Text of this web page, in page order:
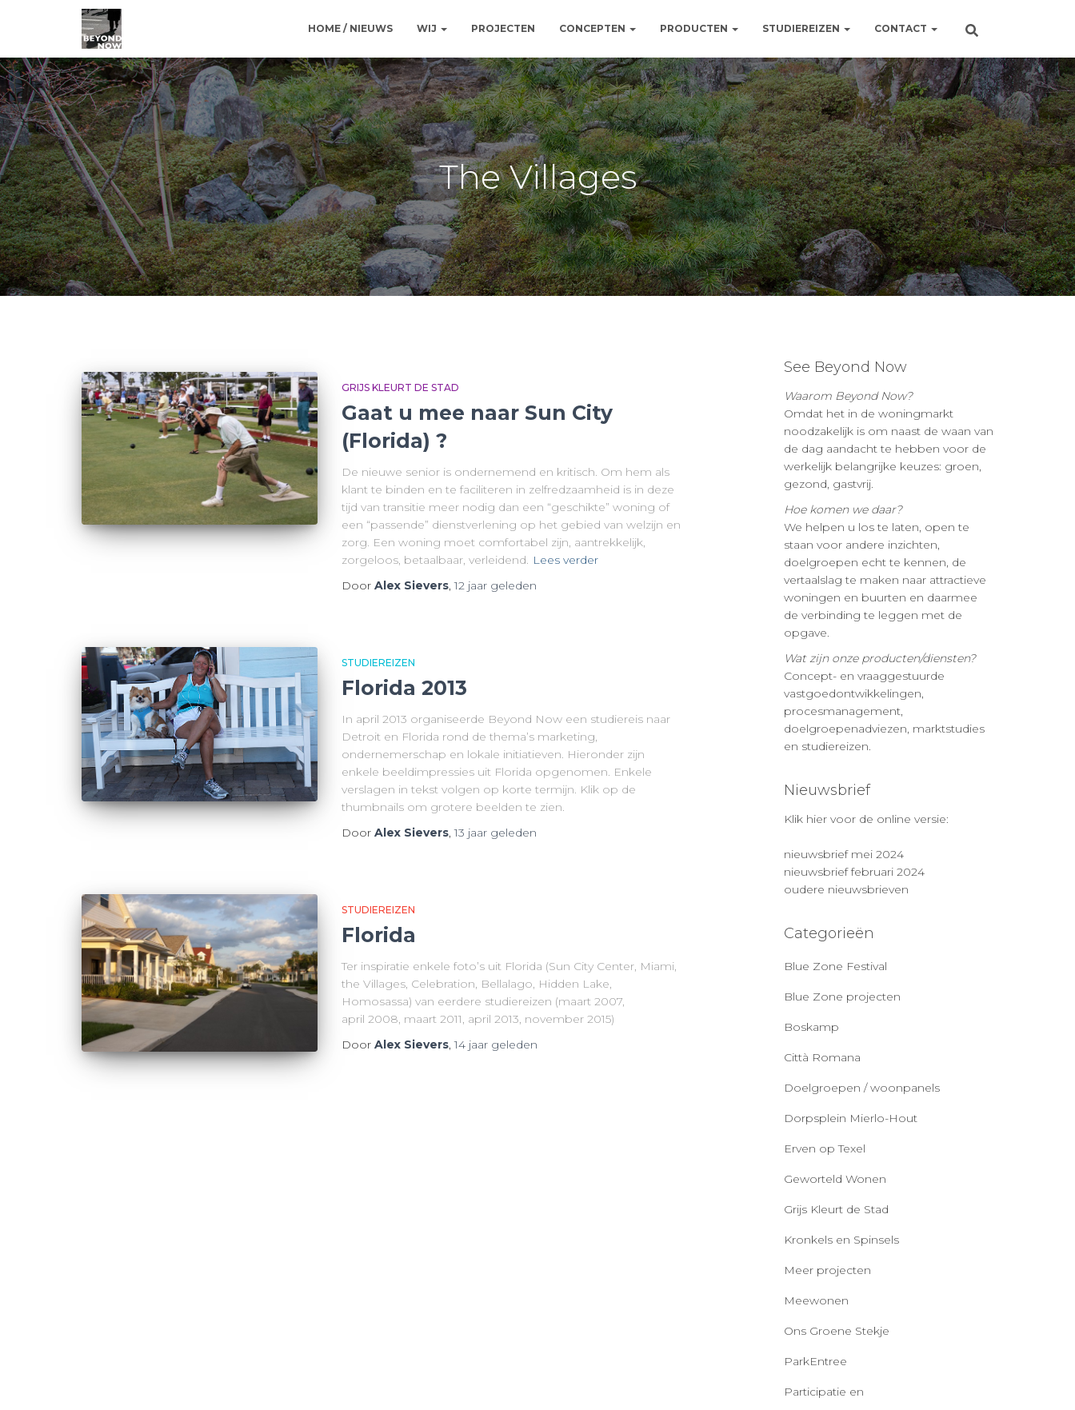
HOME / NIEUWS WIJ PROJECTEN CONCEPTEN PRODUCTEN STUDIEREIZEN CONTACT
The Villages
GRIJS KLEURT DE STAD
Gaat u mee naar Sun City
(Florida) ?
De nieuwe senior is ondernemend en kritisch. Om hem als
klant te binden en te faciliteren in zelfredzaamheid is in deze
tijd van transitie meer nodig dan een “geschikte” woning of
een “passende” dienstverlening op het gebied van welzijn en
zorg. Een woning moet comfortabel zijn, aantrekkelijk,
zorgeloos, betaalbaar, verleidend. Lees verder
Door Alex Sievers,12 jaar geleden
STUDIEREIZEN
Florida 2013
In april 2013 organiseerde Beyond Now een studiereis naar
Detroit en Florida rond de thema’s marketing,
ondernemerschap en lokale initiatieven. Hieronder zijn
enkele beeldimpressies uit Florida opgenomen. Enkele
verslagen in tekst volgen op korte termijn. Klik op de
thumbnails om grotere beelden te zien.
Door Alex Sievers,13 jaar geleden
STUDIEREIZEN
Florida
Ter inspiratie enkele foto’s uit Florida (Sun City Center, Miami,
the Villages, Celebration, Bellalago, Hidden Lake,
Homosassa) van eerdere studiereizen (maart 2007,
april 2008, maart 2011, april 2013, november 2015)
Door Alex Sievers,14 jaar geleden
See Beyond Now
Waarom Beyond Now?
Omdat het in de woningmarkt
noodzakelijk is om naast de waan van
de dag aandacht te hebben voor de
werkelijk belangrijke keuzes: groen,
gezond, gastvrij.
Hoe komen we daar?
We helpen u los te laten, open te
staan voor andere inzichten,
doelgroepen echt te kennen, de
vertaalslag te maken naar attractieve
woningen en buurten en daarmee
de verbinding te leggen met de
opgave.
Wat zijn onze producten/diensten?
Concept- en vraaggestuurde
vastgoedontwikkelingen,
procesmanagement,
doelgroepenadviezen, marktstudies
en studiereizen.
Nieuwsbrief
Klik hier voor de online versie:
nieuwsbrief mei 2024
nieuwsbrief februari 2024
oudere nieuwsbrieven
Categorieën
Blue Zone Festival
Blue Zone projecten
Boskamp
Città Romana
Doelgroepen / woonpanels
Dorpsplein Mierlo-Hout
Erven op Texel
Geworteld Wonen
Grijs Kleurt de Stad
Kronkels en Spinsels
Meer projecten
Meewonen
Ons Groene Stekje
ParkEntree
Participatie en